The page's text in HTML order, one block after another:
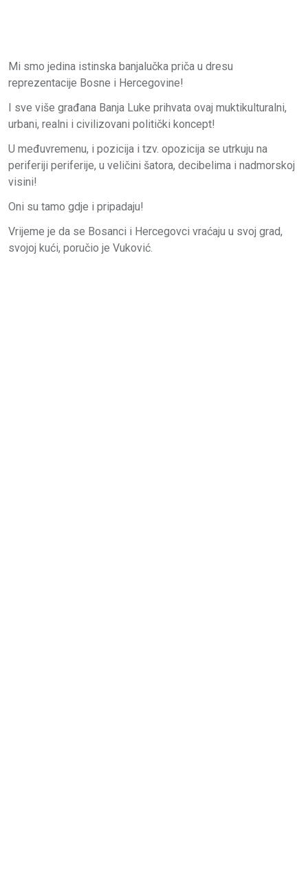
Mi smo jedina istinska banjalučka priča u dresu
reprezentacije Bosne i Hercegovine!
I sve više građana Banja Luke prihvata ovaj muktikulturalni,
urbani, realni i civilizovani politički koncept!
U međuvremenu, i pozicija i tzv. opozicija se utrkuju na
periferiji periferije, u veličini šatora, decibelima i nadmorskoj
visini!
Oni su tamo gdje i pripadaju!
Vrijeme je da se Bosanci i Hercegovci vraćaju u svoj grad,
svojoj kući, poručio je Vuković.